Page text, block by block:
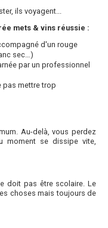
ils voyagent...
mets & vins réussie :
d'un rouge
sec…)
par un professionnel
pas mettre trop
Au-delà, vous perdez
moment se dissipe vite,
doit pas être scolaire .Le
choses mais toujours de